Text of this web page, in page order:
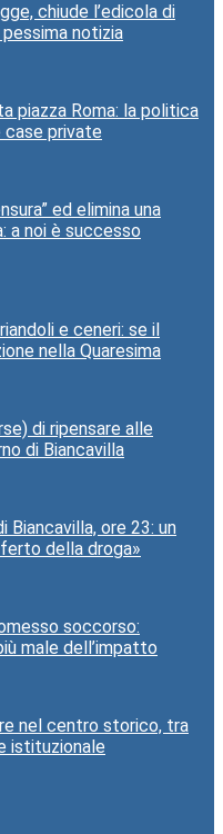
chiude l’edicola di
pessima notizia
piazza Roma: la politica
case private
ed elimina una
a noi è successo
e ceneri: se il
nella Quaresima
di ripensare alle
di Biancavilla
Biancavilla, ore 23: un
della droga»
soccorso:
male dell’impatto
nel centro storico, tra
istituzionale